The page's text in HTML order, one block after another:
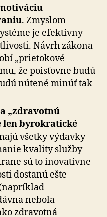
. Zmyslom
je efektívny
Návrh zákona
„prietokové
že poisťovne budú
nútené minúť tak
„zdravotnú
len byrokratické
všetky výdavky
kvality služby
sú to inovatívne
dostanú ešte
nebola
zdravotná